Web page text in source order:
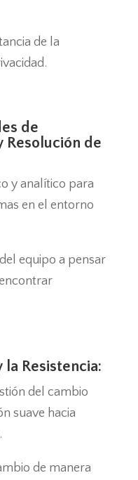
de la
de
Resolución de
y analítico para
en el entorno
equipo a pensar
la Resistencia:
del cambio
suave hacia
de manera